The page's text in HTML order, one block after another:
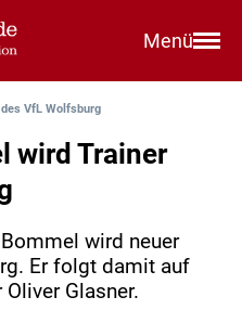
Menü
VfL Wolfsburg
wird Trainer
wird neuer
Er folgt damit auf
Glasner.